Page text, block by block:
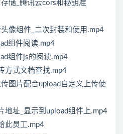
储_腾讯云cors和秘钥准
头像组件_二次封装和使用.mp4
组件阅读.mp4
组件js的阅读.mp4
方式文档查找.mp4
传图片配合upload自定义上传使
地址_显示到upload组件上.mp4
此员工.mp4